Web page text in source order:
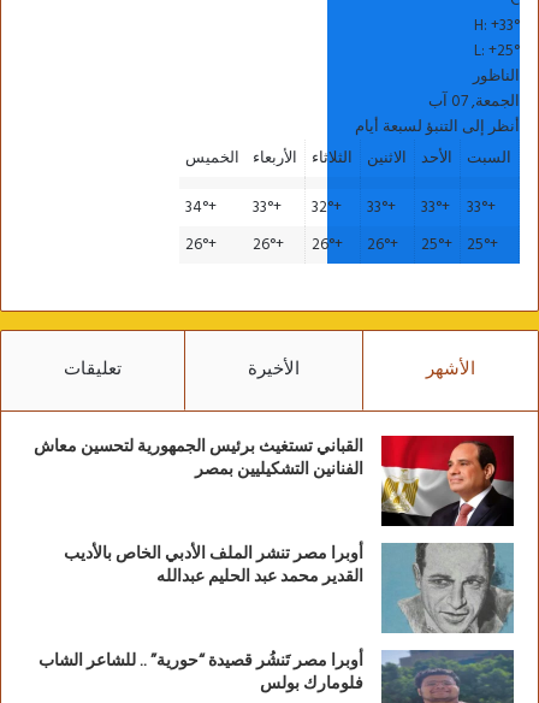
H:+33°
L:+25°
الناظور
الجمعة, 07 آب
أنظر إلى التنبؤ لسبعة أيام
السبت
الأحد الاثنين الثلاثاء الأربعاء
الخميس
+
33°
+
33°
+
33°
+
32°
+
33°
+
34°
+
25°
+
25°
+
26°
+
26°
+
26°
+
26°
الأشهر الأخيرة تعليقات
القباني تستغيث برئيس الجمهورية لتحسين معاش
الفنانين التشكيليين بمصر
أوبرا مصر تنشر الملف الأدبي الخاص بالأديب
القدير محمد عبد الحليم عبدالله
أوبرا مصر تَنشُر قصيدة “حورية” .. للشاعر الشاب
فلومارك بولس